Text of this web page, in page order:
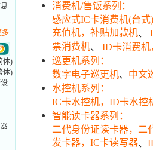
多...
体)
体)
消费机/售饭系列：
感应式IC卡消费机(台
充值机，补贴加款机、
票消费机、 ID卡消费
巡更机系列：
数字电子巡更机、
中文
水控机系列：
IC卡水控机，ID卡水控
智能读卡器系列：
二代身份证读卡器，二
发卡器，IC卡读写器、